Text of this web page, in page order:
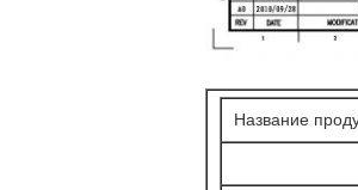
Название